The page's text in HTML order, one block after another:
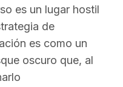
es un lugar hostil
de
es como un
oscuro que, al